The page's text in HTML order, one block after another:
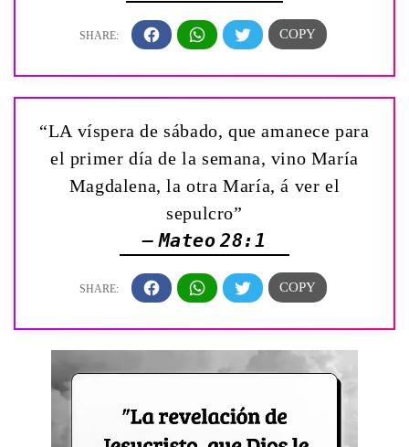
“LA víspera de sábado, que amanece para
el primer día de la semana, vino María
Magdalena, la otra María, á ver el
sepulcro”
— Mateo 28:1